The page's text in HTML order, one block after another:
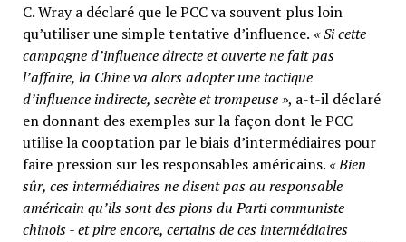
C. Wray a déclaré que le PCC va souvent plus loin
qu’utiliser une simple tentative d’influence. « Si cette
campagne d’influence directe et ouverte ne fait pas
l’affaire, la Chine va alors adopter une tactique
d’influence indirecte, secrète et trompeuse », a-t-il déclaré
en donnant des exemples sur la façon dont le PCC
utilise la cooptation par le biais d’intermédiaires pour
faire pression sur les responsables américains. « Bien
sûr, ces intermédiaires ne disent pas au responsable
américain qu’ils sont des pions du Parti communiste
chinois - et pire encore, certains de ces intermédiaires